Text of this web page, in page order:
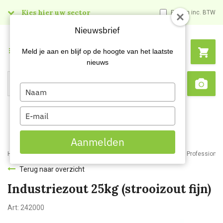
Kies hier uw sector Prijzen inc. BTW
Search
Menu
Home Webshop Schoonmaakartikelen Reinigingsmiddelen
Terug naar overzicht
Industriezout 25kg (strooizout fijn)
Art: 242000
Nieuwsbrief
Meld je aan en blijf op de hoogte van het laatste
nieuws
Type
your
name
Type
your
email
Aanmelden